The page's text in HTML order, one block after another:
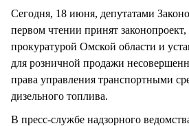
Сегодня, 18 июня, депутатами
первом чтении принят
прокуратурой Омской области и
для розничной продажи
права управления транспортными
дизельного топлива.
В пресс-службе надзорного